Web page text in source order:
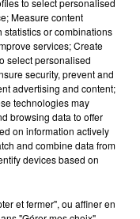
loin que 5éme
entraîneur, l'a
rentrée, ici elle
:
Measure content
or combinations
services; Create
select personalised
security, prevent and
advertising and content;
technologies may
browsing data to offer
on information actively
and combine data from
devices based on
et fermer", ou affiner en